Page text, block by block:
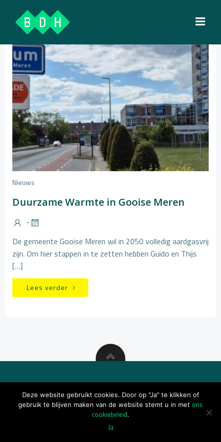
Nieuws
Duurzame Warmte in Gooise Meren
-
De gemeente Gooise Meren wil in 2050 volledig aardgasvrij
zijn. Om hier stappen in te zetten hebben Guido en Thijs
[…]
Lees verder
© 2026 BDH
Deze website gebruikt cookies. Door op "Ja" te klikken of
gebruik te blijven maken van de website stemt u in met ons
cookiebeleid.
Ja